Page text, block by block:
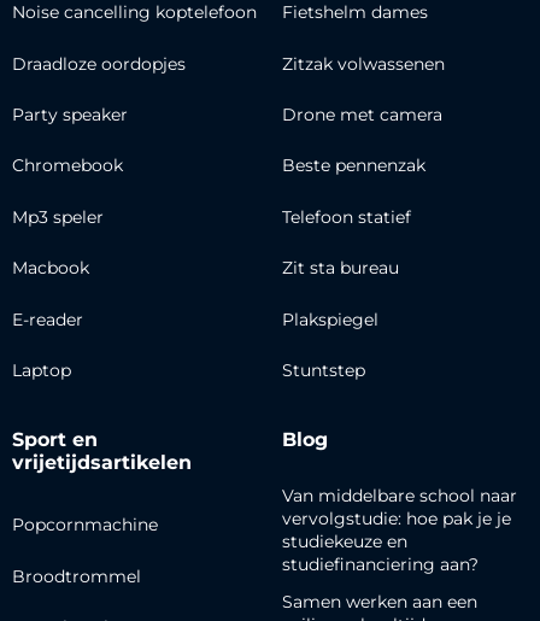
Noise cancelling koptelefoon
Draadloze oordopjes
Party speaker
Chromebook
Mp3 speler
Macbook
E-reader
Laptop
Fietshelm dames
Zitzak volwassenen
Drone met camera
Beste pennenzak
Telefoon statief
Zit sta bureau
Plakspiegel
Stuntstep
Sport en
vrijetijdsartikelen
Popcornmachine
Broodtrommel
Blog
Van middelbare school naar
vervolgstudie: hoe pak je je
studiekeuze en
studiefinanciering aan?
Samen werken aan een